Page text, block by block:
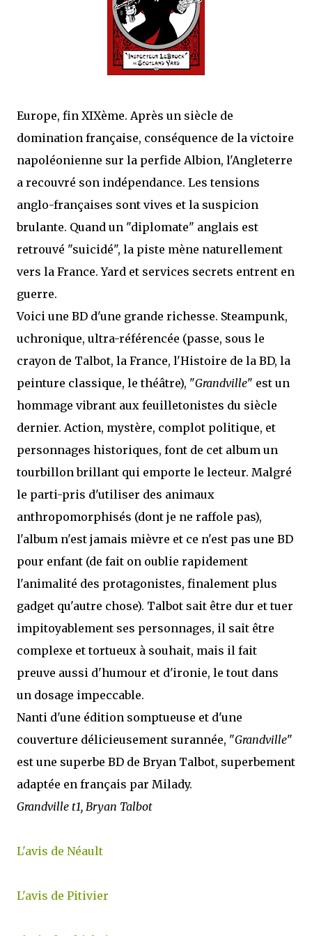
j’ai dit au sujet des tomes précédents : tant l’univers que les protagonistes
Europe, fin XIXème. Après un siècle de
domination française, conséquence de la victoire
napoléonienne sur la perfide Albion, l'Angleterre
a recouvré son indépendance. Les tensions
anglo-françaises sont vives et la suspicion
brulante. Quand un "diplomate" anglais est
retrouvé "suicidé", la piste mène naturellement
vers la France. Yard et services secrets entrent en
guerre.
Voici une BD d'une grande richesse. Steampunk,
uchronique, ultra-référencée (passe, sous le
crayon de Talbot, la France, l'Histoire de la BD, la
peinture classique, le théâtre), "Grandville" est un
hommage vibrant aux feuilletonistes du siècle
dernier. Action, mystère, complot politique, et
personnages historiques, font de cet album un
tourbillon brillant qui emporte le lecteur. Malgré
le parti-pris d'utiliser des animaux
anthropomorphisés (dont je ne raffole pas),
l'album n'est jamais mièvre et ce n'est pas une BD
pour enfant (de fait on oublie rapidement
l'animalité des protagonistes, finalement plus
gadget qu'autre chose). Talbot sait être dur et tuer
impitoyablement ses personnages, il sait être
complexe et tortueux à souhait, mais il fait
preuve aussi d'humour et d'ironie, le tout dans
un dosage impeccable.
Nanti d'une édition somptueuse et d'une
couverture délicieusement surannée, "Grandville"
est une superbe BD de Bryan Talbot, superbement
adaptée en français par Milady.
Grandville t1, Bryan Talbot
L'avis de Néault
L'avis de Pitivier